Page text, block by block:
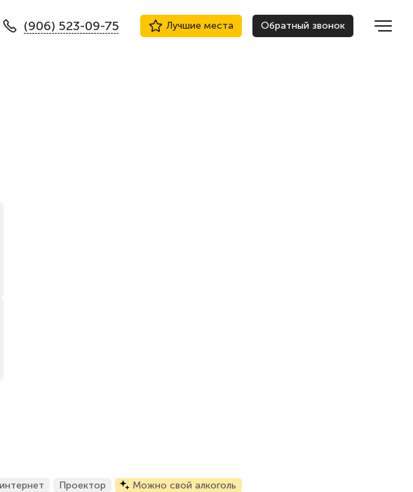
(906) 523-09-75 Лучшие места Обратный звонок
Проектор Можно свой алкоголь